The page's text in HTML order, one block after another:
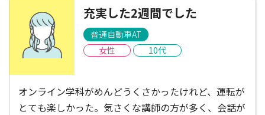
充実した2週間でした
普通自動車AT
女性
10代
オンライン学科がめんどうくさかったけれど、運転が
とても楽しかった。気さくな講師の方が多く、会話が